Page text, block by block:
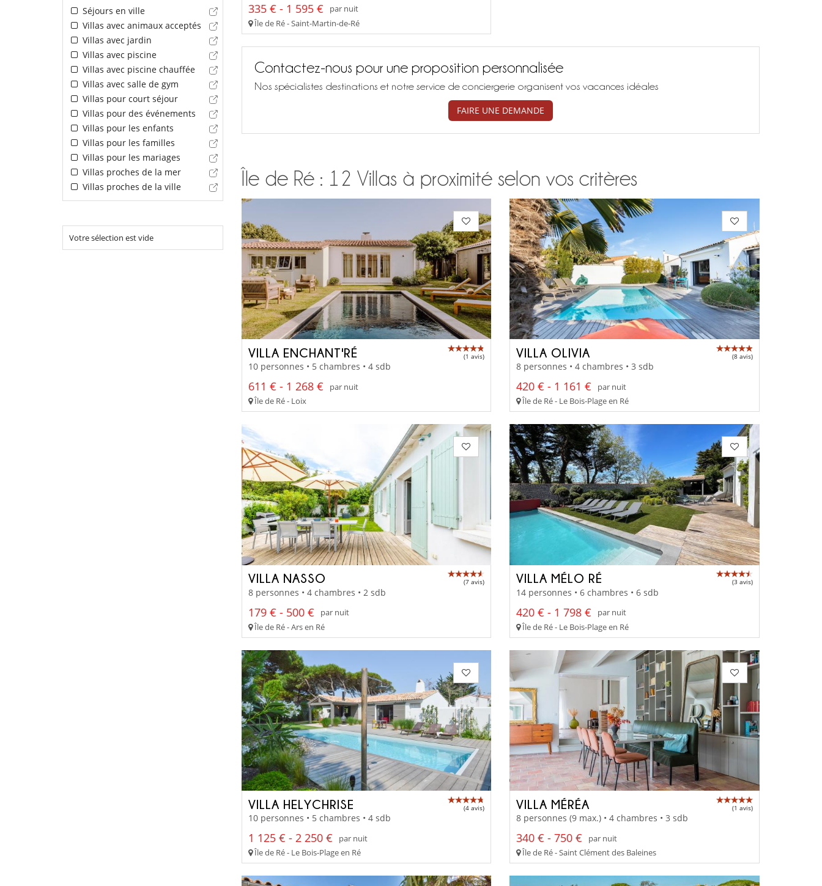
Séjours en ville
Villas avec animaux acceptés
Villas avec jardin
Villas avec piscine
Villas avec piscine chauffée
Villas avec salle de gym
Villas pour court séjour
Villas pour des événements
Villas pour les enfants
Villas pour les familles
Villas pour les mariages
Villas proches de la mer
Villas proches de la ville
Votre sélection est vide
335 € - 1 595 €
par nuit
Île de Ré - Saint-Martin-de-Ré
Contactez-nous pour une proposition personnalisée
Nos spécialistes destinations et notre service de conciergerie organisent vos vacances idéales
FAIRE UNE DEMANDE
Île de Ré : 12 Villas à proximité selon vos critères
VILLA ENCHANT'RÉ (1 avis)
10 personnes • 5 chambres • 4 sdb
611 € - 1 268 €
par nuit
Île de Ré - Loix
VILLA OLIVIA (8 avis)
8 personnes • 4 chambres • 3 sdb
420 € - 1 161 €
par nuit
Île de Ré - Le Bois-Plage en Ré
VILLA NASSO (7 avis)
8 personnes • 4 chambres • 2 sdb
179 € - 500 €
par nuit
Île de Ré - Ars en Ré
VILLA MÉLO RÉ (3 avis)
14 personnes • 6 chambres • 6 sdb
420 € - 1 798 €
par nuit
Île de Ré - Le Bois-Plage en Ré
VILLA HELYCHRISE (4 avis)
10 personnes • 5 chambres • 4 sdb
1 125 € - 2 250 €
par nuit
Île de Ré - Le Bois-Plage en Ré
VILLA MÉRÉA (1 avis)
8 personnes (9 max.) • 4 chambres • 3 sdb
340 € - 750 €
par nuit
Île de Ré - Saint Clément des Baleines